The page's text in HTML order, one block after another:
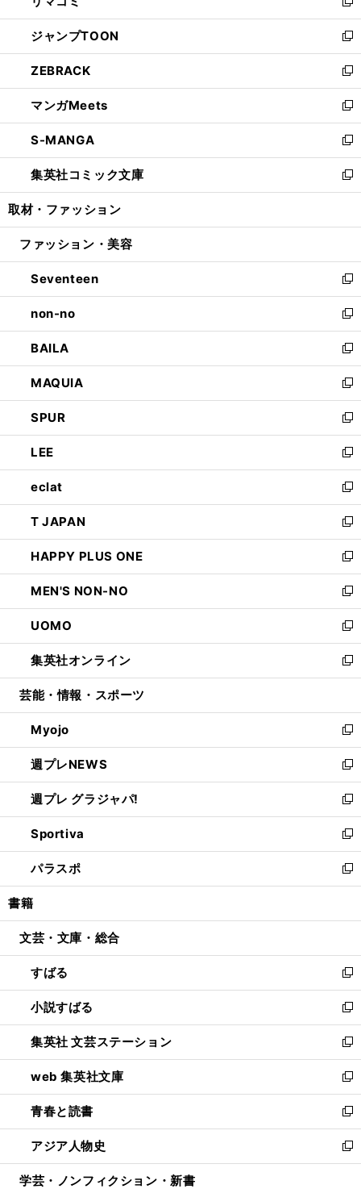
開
く
ウ
で
開
く
ィ
ン
ド
ウ
で
開
く
い
ウ
ィ
ン
ド
ウ
で
開
く
新
し
い
ウ
ィ
ン
ド
ウ
で
開
く
ジャンプTOON
新
し
い
ウ
ィ
ン
ド
ウ
で
開
ZEBRACK
新
し
い
ウ
ィ
ン
ド
ウ
開
マンガMeets
新
し
い
ウ
ィ
ン
ウ
開
く
S-MANGA
新
し
い
ウ
ン
ウ
で
開
く
集英社コミック文庫
新
し
ウ
ン
ド
ウ
で
開
く
取材・ファッション
ファッション・美容
Seventeen
新
し
い
ウ
ィ
ン
ド
ウ
で
開
く
non-no
新
し
い
ウ
ィ
ン
ド
ウ
で
開
く
BAILA
新
し
い
ウ
ィ
ン
ド
ウ
で
開
く
MAQUIA
新
し
い
ウ
ィ
ン
ド
ウ
で
開
く
SPUR
新
し
い
ウ
ィ
ン
ド
ウ
で
開
く
LEE
新
し
い
ウ
ィ
ン
ド
ウ
で
開
く
eclat
新
し
い
ウ
ィ
ン
ド
ウ
で
開
く
T JAPAN
新
し
い
ウ
ィ
ン
ド
ウ
で
開
HAPPY PLUS ONE
新
し
い
ウ
ィ
ン
ド
ウ
開
く
MEN'S NON-NO
新
し
い
ウ
ィ
ン
ウ
で
開
く
UOMO
新
し
い
ウ
ン
ド
ウ
で
開
く
集英社オンライン
新
し
ウ
ィ
ン
ド
ウ
で
開
く
芸能・情報・スポーツ
Myojo
新
し
い
ウ
ィ
ン
ド
ウ
で
開
週プレNEWS
新
し
い
ウ
ィ
ン
ド
ウ
開
週プレ グラジャパ!
新
し
い
ウ
ィ
ン
ウ
開
く
Sportiva
新
し
い
ウ
ン
ウ
で
開
く
パラスポ
新
し
ウ
ン
ド
ウ
で
開
く
書籍
文芸・文庫・総合
すばる
新
し
い
ウ
ィ
ン
ド
ウ
で
開
く
小説すばる
新
し
い
ウ
ィ
ン
ド
ウ
で
開
集英社 文芸ステーション
新
し
い
ウ
ィ
ン
ド
ウ
web 集英社文庫
新
し
い
ウ
ィ
ン
青春と読書
新
し
い
ウ
アジア人物史
新
し
学芸・ノンフィクション・新書